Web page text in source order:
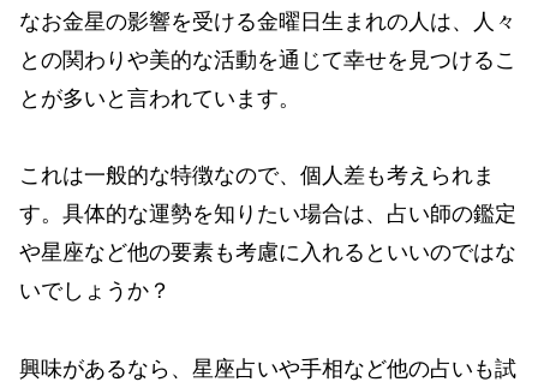
なお金星の影響を受ける金曜日生まれの人は、人々
との関わりや美的な活動を通じて幸せを見つけるこ
とが多いと言われています。
これは一般的な特徴なので、個人差も考えられま
す。具体的な運勢を知りたい場合は、占い師の鑑定
や星座など他の要素も考慮に入れるといいのではな
いでしょうか？
興味があるなら、星座占いや手相など他の占いも試